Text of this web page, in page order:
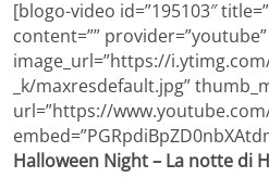
[blogo-video id=”195103″
content=”” provider=”youtube”
image_url=”https://
_k/maxresdefault.jpg”
url=”https://
Halloween Night – La notte di